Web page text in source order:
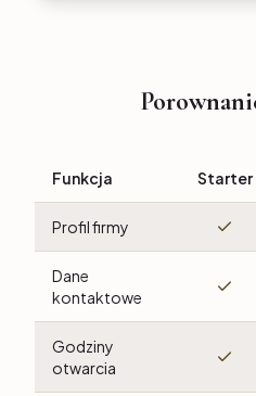
Funkcja Starter
Profil firmy
Dane
kontaktowe
Godziny
otwarcia